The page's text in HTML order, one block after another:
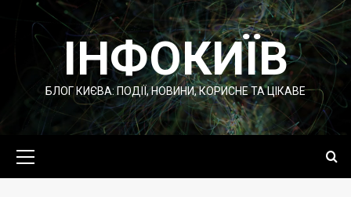
Перейти
ІНФОКИЇВ
БЛОГ КИЄВА: ПОДІЇ, НОВИНИ, КОРИСНЕ ТА ЦІКАВЕ
меню